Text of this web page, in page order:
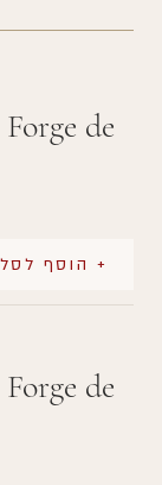
de
+ הוסף לסל
de